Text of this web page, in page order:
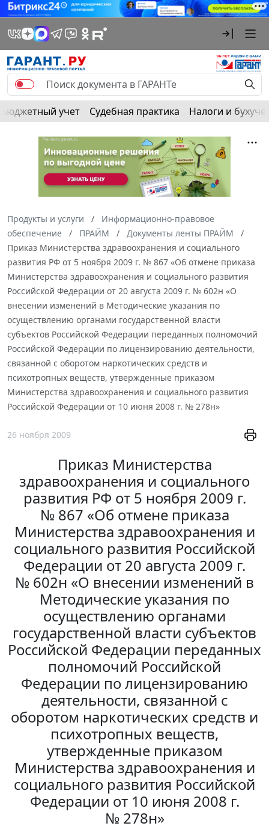
Бюджетный учет Судебная практика Налоги и
Продукты и услуги
Информационно-правовое
обеспечение
ПРАЙМ
Документы ленты ПРАЙМ
Приказ Министерства здравоохранения и социального
развития РФ от 5 ноября 2009 г. № 867 «Об отмене приказа
Министерства здравоохранения и социального развития
Российской Федерации от 20 августа 2009 г. № 602н «О
внесении изменений в Методические указания по
осуществлению органами государственной власти
субъектов Российской Федерации переданных полномочий
Российской Федерации по лицензированию деятельности,
связанной с оборотом наркотических средств и
психотропных веществ, утвержденные приказом
Министерства здравоохранения и социального развития
Российской Федерации от 10 июня 2008 г. № 278н»
26 ноября 2009
Приказ Министерства
здравоохранения и социального
развития РФ от 5 ноября 2009 г.
№ 867 «Об отмене приказа
Министерства здравоохранения и
социального развития Российской
Федерации от 20 августа 2009 г.
№ 602н «О внесении изменений в
Методические указания по
осуществлению органами
государственной власти субъектов
Российской Федерации переданных
полномочий Российской
Федерации по лицензированию
деятельности, связанной с
оборотом наркотических средств и
психотропных веществ,
утвержденные приказом
Министерства здравоохранения и
социального развития Российской
Федерации от 10 июня 2008 г.
№ 278н»